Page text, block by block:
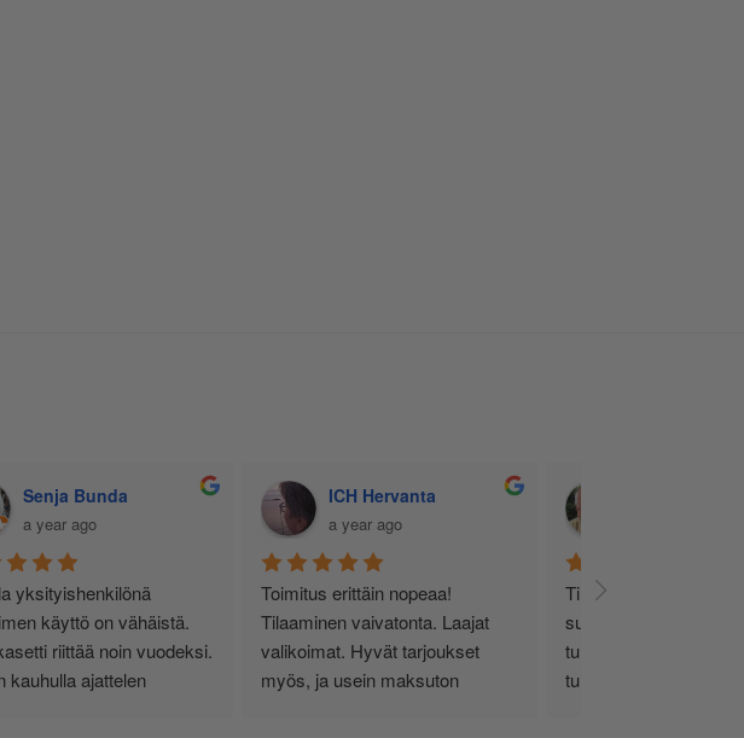
Senja Bunda
a year ago
yksityishenkilönä
käyttö on vähäistä.
riittää noin vuodeksi.
kauhulla ajattelen
ICH Hervanta
a year ago
Toimitus erittäin nopeaa!
Tilaaminen vaivatonta. Laajat
valikoimat. Hyvät tarjoukset
myös, ja usein maksuton
Tilasin inkkarilta netin
sunnuntai iltana
tulostimeeni. Tiistai
tuli ilmoitus, että